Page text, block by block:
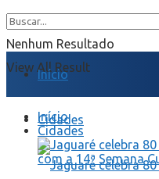
Nenhum Resultado
View All Result
Início
Cidades
Início
Cidades